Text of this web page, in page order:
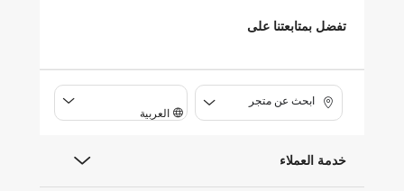
تفضل بمتابعتنا على
ابحث عن متجر
العربية
خدمة العملاء